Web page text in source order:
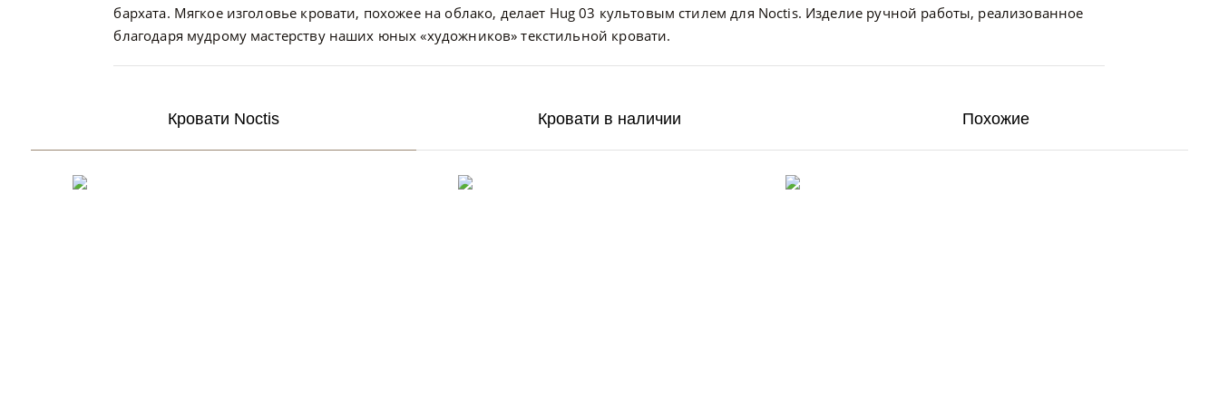
бархата. Мягкое изголовье кровати, похожее на облако, делает Hug 03 культовым стилем для Noctis. Изделие ручной работы, реализованное
благодаря мудрому мастерству наших юных «художников» текстильной кровати.
Кровати Noctis Кровати в наличии Похожие